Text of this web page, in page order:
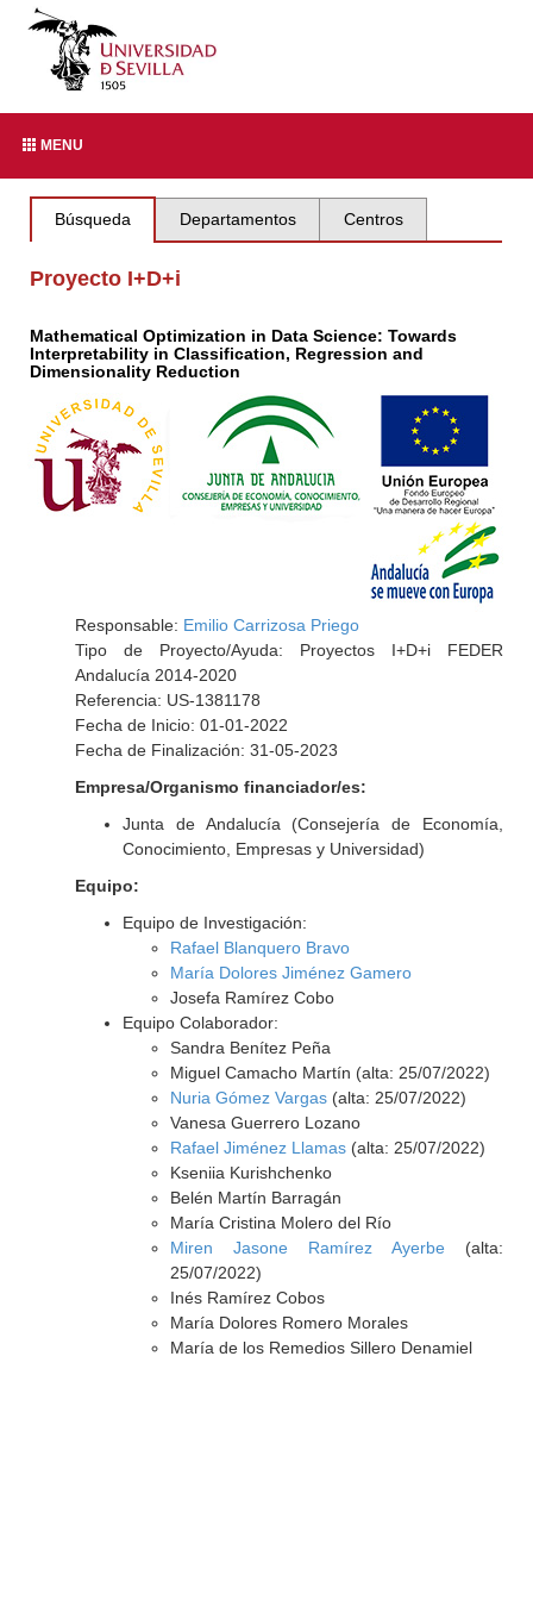
MENU
Búsqueda Departamentos Centros
Proyecto I+D+i
Mathematical Optimization in Data Science: Towards
Interpretability in Classification, Regression and
Dimensionality Reduction
Responsable: Emilio Carrizosa Priego
Tipo de Proyecto/Ayuda: Proyectos I+D+i FEDER
Andalucía 2014-2020
Referencia: US-1381178
Fecha de Inicio: 01-01-2022
Fecha de Finalización: 31-05-2023
Empresa/Organismo financiador/es:
Junta de Andalucía (Consejería de Economía,
Conocimiento, Empresas y Universidad)
Equipo:
Equipo de Investigación:
Rafael Blanquero Bravo
María Dolores Jiménez Gamero
Josefa Ramírez Cobo
Equipo Colaborador:
Sandra Benítez Peña
Miguel Camacho Martín (alta: 25/07/2022)
Nuria Gómez Vargas(alta: 25/07/2022)
Vanesa Guerrero Lozano
Rafael Jiménez Llamas(alta: 25/07/2022)
Kseniia Kurishchenko
Belén Martín Barragán
María Cristina Molero del Río
Miren Jasone Ramírez Ayerbe (alta:
25/07/2022)
Inés Ramírez Cobos
María Dolores Romero Morales
María de los Remedios Sillero Denamiel